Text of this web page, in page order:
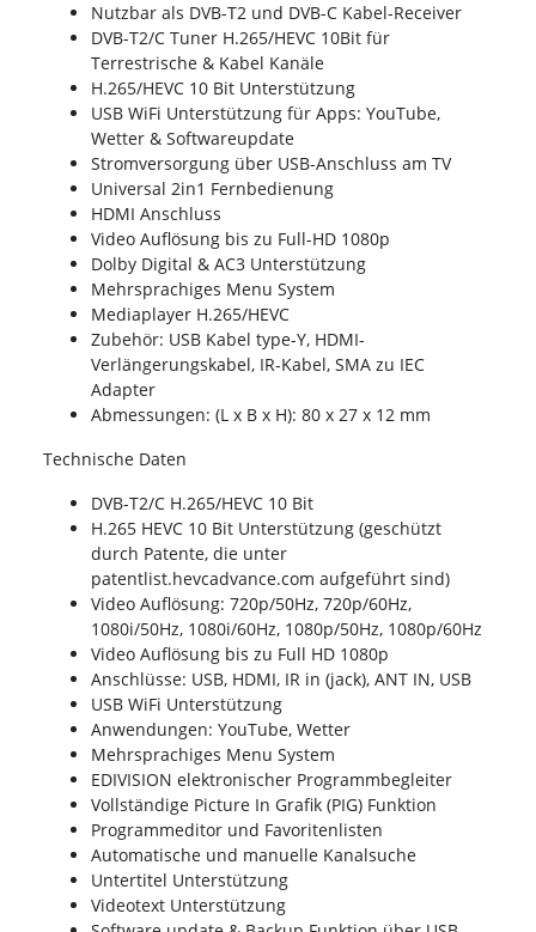
Nutzbar als DVB-T2 und DVB-C Kabel-Receiver
DVB-T2/C Tuner H.265/HEVC 10Bit für
Terrestrische & Kabel Kanäle
H.265/HEVC 10 Bit Unterstützung
USB WiFi Unterstützung für Apps: YouTube,
Wetter & Softwareupdate
Stromversorgung über USB-Anschluss am TV
Universal 2in1 Fernbedienung
HDMI Anschluss
Video Auflösung bis zu Full-HD 1080p
Dolby Digital & AC3 Unterstützung
Mehrsprachiges Menu System
Mediaplayer H.265/HEVC
Zubehör: USB Kabel type-Y, HDMI-
Verlängerungskabel, IR-Kabel, SMA zu IEC
Adapter
Abmessungen: (L x B x H): 80 x 27 x 12 mm
Technische Daten
DVB-T2/C H.265/HEVC 10 Bit
H.265 HEVC 10 Bit Unterstützung (geschützt
durch Patente, die unter
patentlist.hevcadvance.com aufgeführt sind)
Video Auflösung: 720p/50Hz, 720p/60Hz,
1080i/50Hz, 1080i/60Hz, 1080p/50Hz, 1080p/60Hz
Video Auflösung bis zu Full HD 1080p
Anschlüsse: USB, HDMI, IR in (jack), ANT IN, USB
USB WiFi Unterstützung
Anwendungen: YouTube, Wetter
Mehrsprachiges Menu System
EDIVISION elektronischer Programmbegleiter
Vollständige Picture In Grafik (PIG) Funktion
Programmeditor und Favoritenlisten
Automatische und manuelle Kanalsuche
Untertitel Unterstützung
Videotext Unterstützung